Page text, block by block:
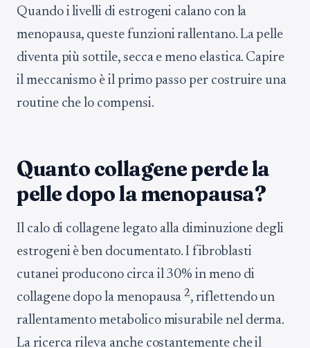
Quando i livelli di estrogeni calano con la
menopausa, queste funzioni rallentano. La pelle
diventa più sottile, secca e meno elastica. Capire
il meccanismo è il primo passo per costruire una
routine che lo compensi.
Quanto collagene perde la
pelle dopo la menopausa?
Il calo di collagene legato alla diminuzione degli
estrogeni è ben documentato. I fibroblasti
cutanei producono circa il 30% in meno di
collagene dopo la menopausa2, riflettendo un
rallentamento metabolico misurabile nel derma.
La ricerca rileva anche costantemente che il